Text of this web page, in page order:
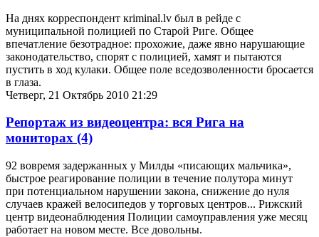
На днях корреспондент кriminal.lv был в рейде с
муниципальной полицией по Старой Риге. Общее
впечатление безотрадное: прохожие, даже явно нарушающие
законодательство, спорят с полицией, хамят и пытаются
пустить в ход кулаки. Общее поле вседозволенности бросается
в глаза.
Четверг, 21 Октябрь 2010 21:29
Репортаж из видеоцентра: вся Рига на
мониторах (4)
92 вовремя задержанных у Милды «писающих мальчика»,
быстрое реагирование полиции в течение полутора минут
при потенциальном нарушении закона, снижение до нуля
случаев кражей велосипедов у торговых центров... Рижский
центр видеонаблюдения Полиции самоуправления уже месяц
работает на новом месте. Все довольны.